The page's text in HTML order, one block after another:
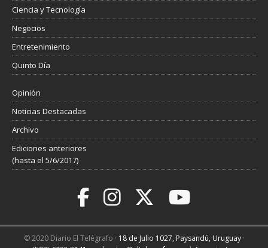
Ciencia y Tecnología
Negocios
Entretenimiento
Quinto Día
Opinión
Noticias Destacadas
Archivo
Ediciones anteriores
(hasta el 5/6/2017)
© 2020 Diario El Telégrafo · 18 de Julio 1027, Paysandú, Uruguay·